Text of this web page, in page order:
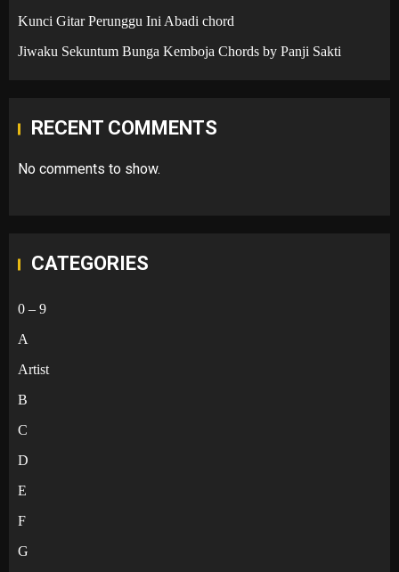
Kunci Gitar Perunggu Ini Abadi chord
Jiwaku Sekuntum Bunga Kemboja Chords by Panji Sakti
RECENT COMMENTS
No comments to show.
CATEGORIES
0 – 9
A
Artist
B
C
D
E
F
G